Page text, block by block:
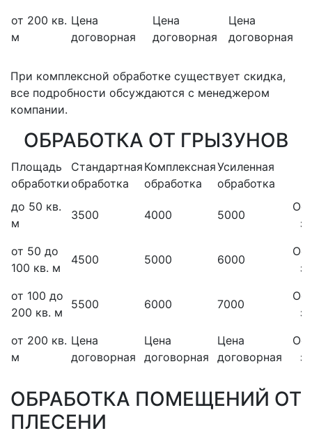
от 200 кв.
м
Цена
договорная
Цена
договорная
Цена
договорная
При комплексной обработке существует скидка,
все подробности обсуждаются с менеджером
компании.
ОБРАБОТКА ОТ ГРЫЗУНОВ
Площадь
обработки
Стандартная
обработка
Комплексная
обработка
Усиленная
обработка
до 50 кв.
м
3500 4000 5000
от 50 до
100 кв. м
4500 5000 6000
от 100 до
200 кв. м
5500 6000 7000
от 200 кв.
м
Цена
договорная
Цена
договорная
Цена
договорная
ОБРАБОТКА ПОМЕЩЕНИЙ ОТ
ПЛЕСЕНИ